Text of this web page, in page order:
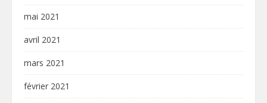
mai 2021
avril 2021
mars 2021
février 2021